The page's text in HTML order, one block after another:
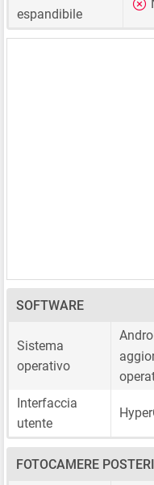
espandibile
SOFTWARE
Sistema
operativo
Interfaccia
utente
FOTOCAMERE